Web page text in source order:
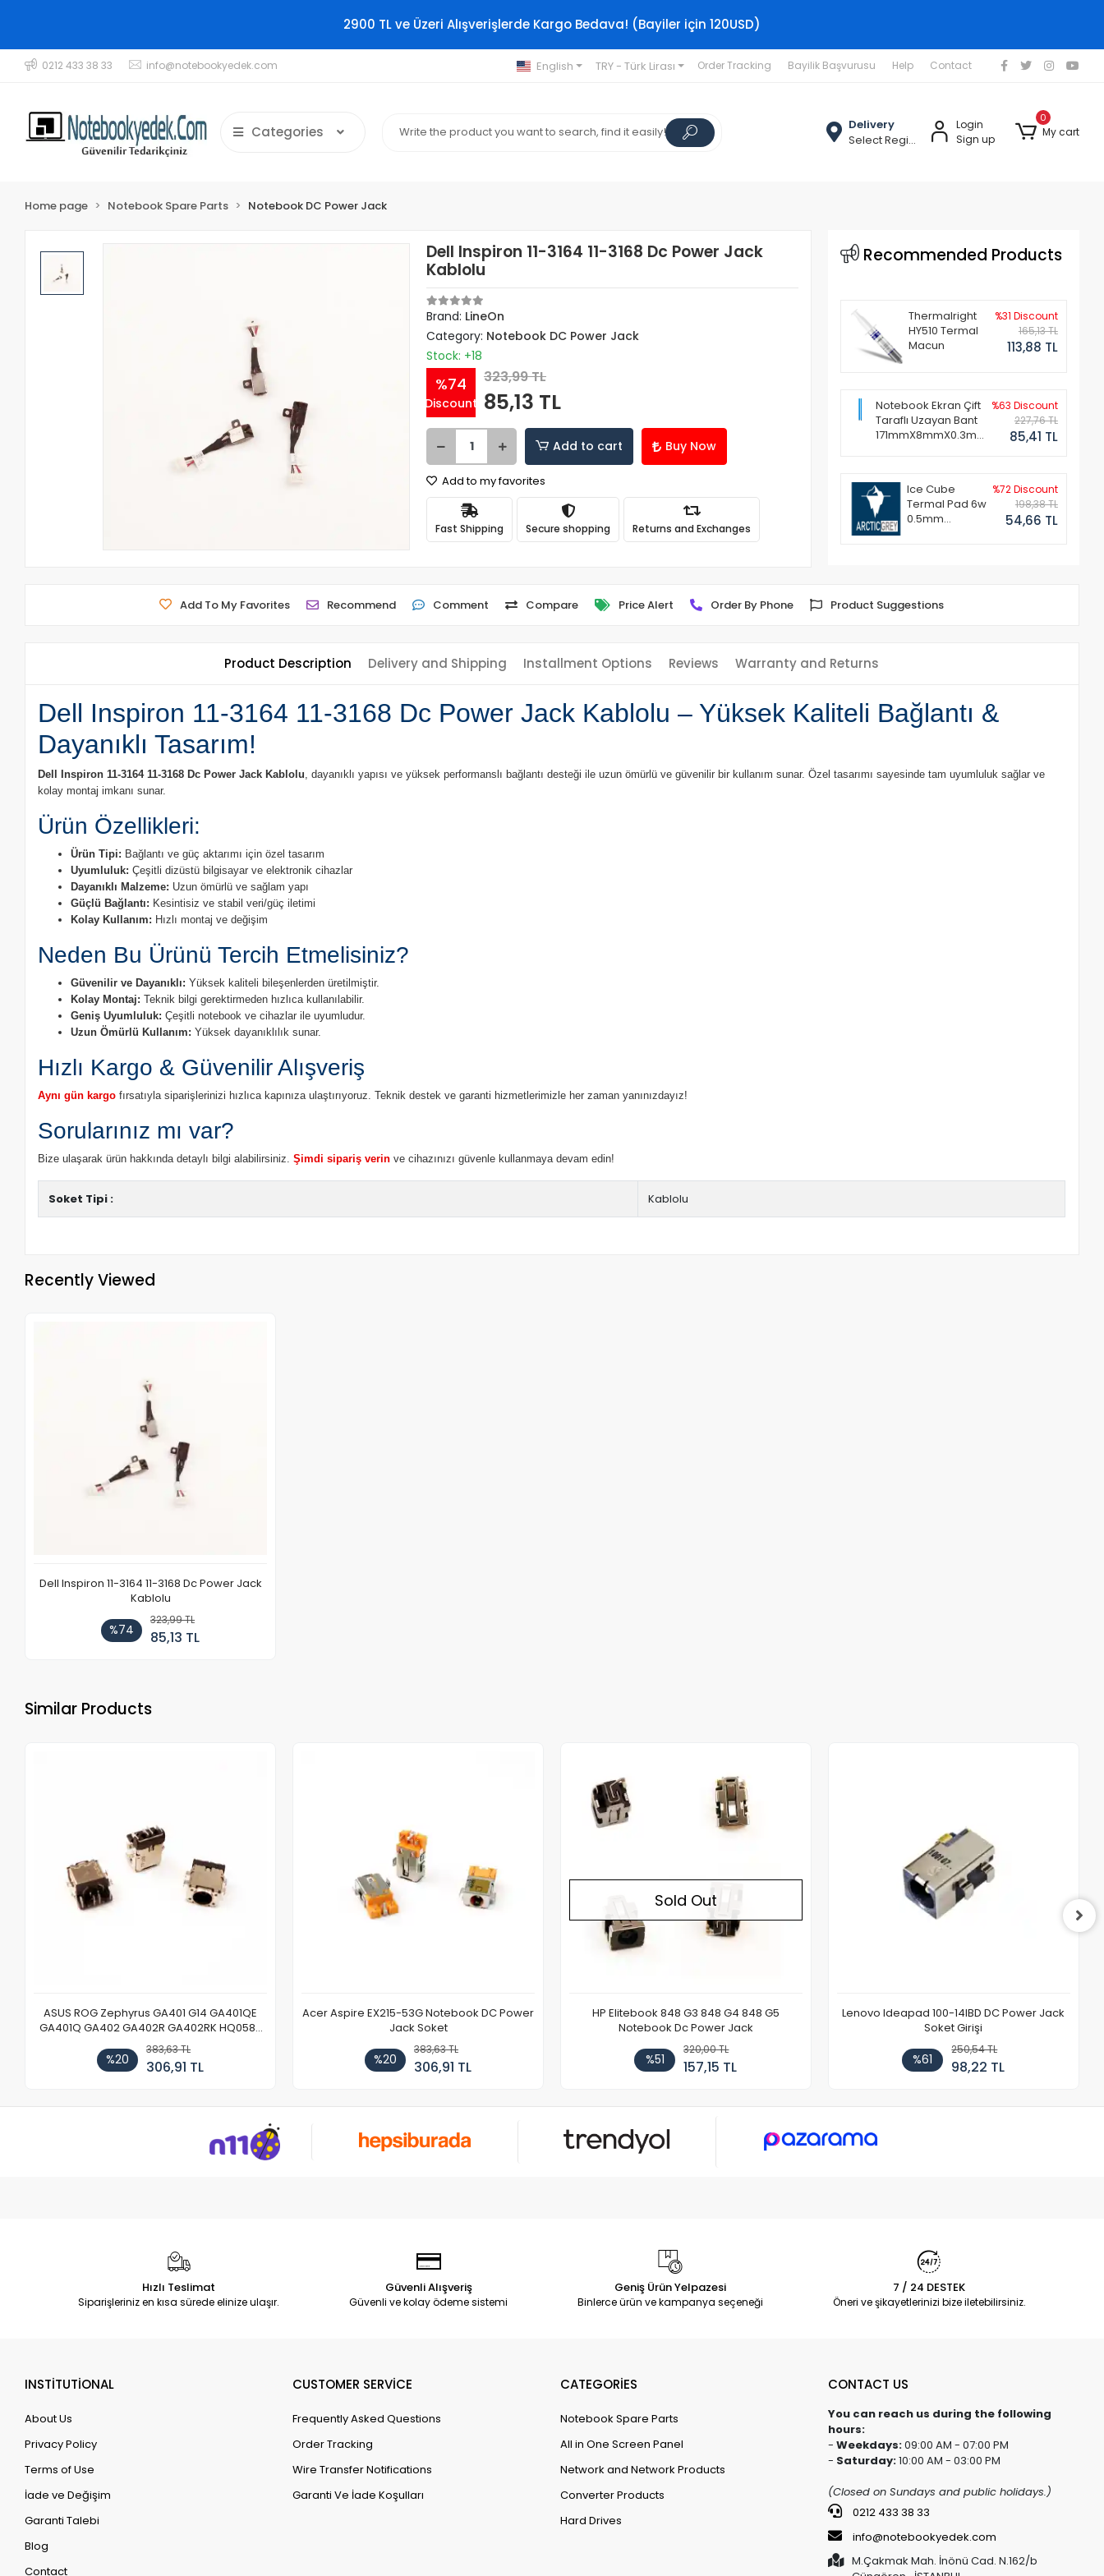
2900 TL ve Üzeri Alışverişlerde Kargo Bedava! (Bayiler için 120USD)
0212 433 38 33 info@notebookyedek.com English TRY - Türk Lirası Order Tracking Bayilik Başvurusu Help Contact
Categories
Delivery
Select Region
Login
Sign up
0
My cart
Home page Notebook Spare Parts Notebook DC Power Jack
Dell Inspiron 11-3164 11-3168 Dc Power Jack
Kablolu
Brand: LineOn
Category: Notebook DC Power Jack
Stock: +18
%74
Discount
323,99 TL
85,13 TL
Add to cart Buy Now
Add to my favorites
Fast Shipping Secure shopping Returns and Exchanges
Recommended Products
Thermalright
HY510 Termal
Macun
%31 Discount
165,13 TL
113,88 TL
Notebook Ekran Çift
Taraflı Uzayan Bant
171mmX8mmX0.3mm
%63 Discount
227,76 TL
85,41 TL
Ice Cube
Termal Pad 6w
0.5mm
%72 Discount
198,38 TL
54,66 TL
Add To My Favorites Recommend Comment Compare Price Alert Order By Phone Product Suggestions
Product Description Delivery and Shipping Installment Options Reviews Warranty and Returns
Dell Inspiron 11-3164 11-3168 Dc Power Jack Kablolu – Yüksek Kaliteli Bağlantı &
Dayanıklı Tasarım!
Dell Inspiron 11-3164 11-3168 Dc Power Jack Kablolu, dayanıklı yapısı ve yüksek performanslı bağlantı desteği ile uzun ömürlü ve güvenilir bir kullanım sunar. Özel tasarımı sayesinde tam uyumluluk sağlar ve
kolay montaj imkanı sunar.
Ürün Özellikleri:
Ürün Tipi: Bağlantı ve güç aktarımı için özel tasarım
Uyumluluk: Çeşitli dizüstü bilgisayar ve elektronik cihazlar
Dayanıklı Malzeme: Uzun ömürlü ve sağlam yapı
Güçlü Bağlantı: Kesintisiz ve stabil veri/güç iletimi
Kolay Kullanım: Hızlı montaj ve değişim
Neden Bu Ürünü Tercih Etmelisiniz?
Güvenilir ve Dayanıklı: Yüksek kaliteli bileşenlerden üretilmiştir.
Kolay Montaj: Teknik bilgi gerektirmeden hızlıca kullanılabilir.
Geniş Uyumluluk: Çeşitli notebook ve cihazlar ile uyumludur.
Uzun Ömürlü Kullanım: Yüksek dayanıklılık sunar.
Hızlı Kargo & Güvenilir Alışveriş
Aynı gün kargo fırsatıyla siparişlerinizi hızlıca kapınıza ulaştırıyoruz. Teknik destek ve garanti hizmetlerimizle her zaman yanınızdayız!
Sorularınız mı var?
Bize ulaşarak ürün hakkında detaylı bilgi alabilirsiniz.Şimdi sipariş verin ve cihazınızı güvenle kullanmaya devam edin!
Soket Tipi : Kablolu
Recently Viewed
Dell Inspiron 11-3164 11-3168 Dc Power Jack
Kablolu
%74
323,99 TL
85,13 TL
Similar Products
ASUS ROG Zephyrus GA401 G14 GA401QE
GA401Q GA402 GA402R GA402RK HQ058T
GA503QR GA503QS GA503QM GA503QE
GX650 Notebook DC Power Jack Soketi
%20
383,63 TL
306,91 TL
Acer Aspire EX215-53G Notebook DC Power
Jack Soket
%20
383,63 TL
306,91 TL
Sold Out
HP Elitebook 848 G3 848 G4 848 G5
Notebook Dc Power Jack
%51
320,00 TL
157,15 TL
Lenovo Ideapad 100-14IBD DC Power Jack
Soket Girişi
%61
250,54 TL
98,22 TL
Hızlı Teslimat
Siparişleriniz en kısa sürede elinize ulaşır.
Güvenli Alışveriş
Güvenli ve kolay ödeme sistemi
Geniş Ürün Yelpazesi
Binlerce ürün ve kampanya seçeneği
7 / 24 DESTEK
Öneri ve şikayetlerinizi bize iletebilirsiniz.
INSTİTUTİONAL
About Us
Privacy Policy
Terms of Use
İade ve Değişim
Garanti Talebi
Blog
Contact
CUSTOMER SERVİCE
Frequently Asked Questions
Order Tracking
Wire Transfer Notifications
Garanti Ve İade Koşulları
CATEGORİES
Notebook Spare Parts
All in One Screen Panel
Network and Network Products
Converter Products
Hard Drives
CONTACT US
You can reach us during the following
hours:
- Weekdays:09:00 AM - 07:00 PM
- Saturday:10:00 AM - 03:00 PM
(Closed on Sundays and public holidays.)
0212 433 38 33
info@notebookyedek.com
M.Çakmak Mah. İnönü Cad. N.162/b